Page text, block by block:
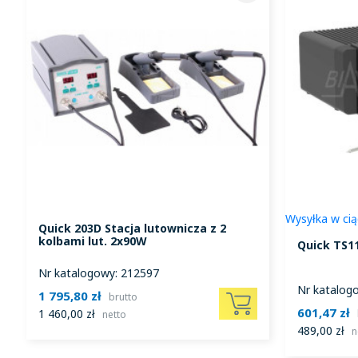
Quick 203D Stacja lutownicza z 2
kolbami lut. 2x90W
Nr katalogowy: 212597
1 795,80 zł brutto
1 460,00 zł netto
Wysyłka w
Quick
Nr
601,47 zł
489,00 zł